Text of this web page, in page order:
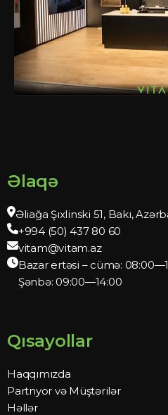
Əlaqə
Əliağa Şıxlinski 51, Bakı,
+994 (50) 437 80 60
vitam@vitam.az
Bazar ertəsi – cümə:
Şənbə: 09:00—14:00
Qısayollar
Haqqımızda
Partnyor və Müştərilər
Həllər